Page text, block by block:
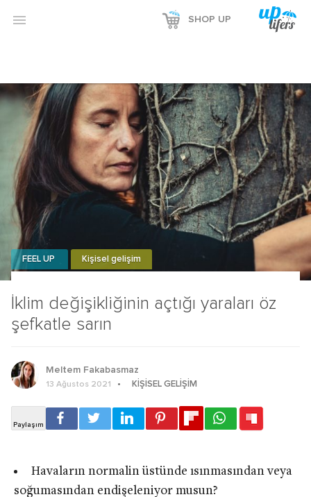
 SHOP UP
İklim değişikliğinin açtığı yaraları öz
şefkatle sarın
FEEL UP Kişisel gelişim
Meltem Fakabasmaz
13 Ağustos 2021 KIŞISEL GELIŞIM
Havaların normalin üstünde ısınmasından veya
soğumasından endişeleniyor musun?